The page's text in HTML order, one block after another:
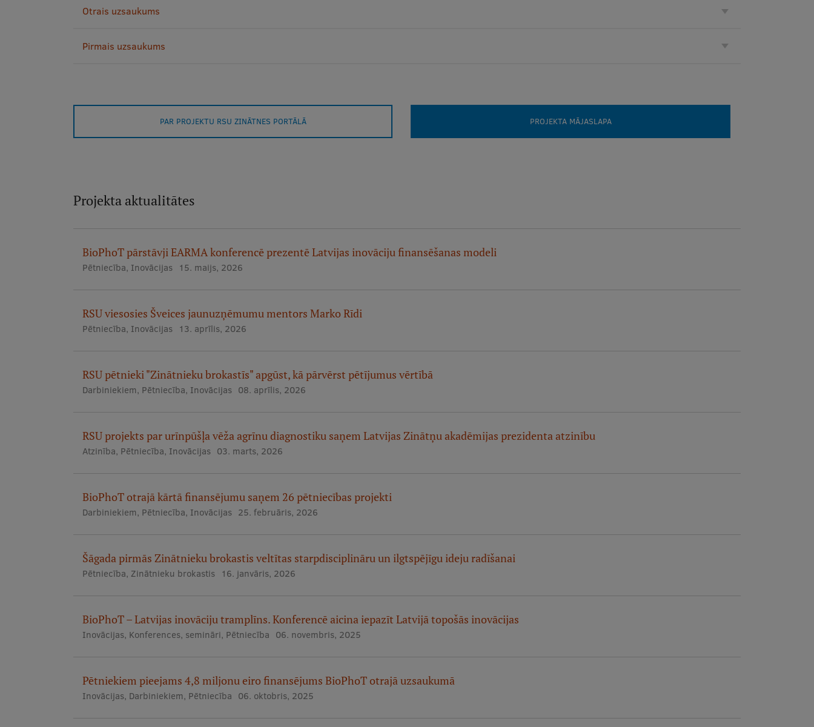
Otrais uzsaukums
Pirmais uzsaukums
PAR PROJEKTU RSU ZINĀTNES PORTĀLĀ PROJEKTA MĀJASLAPA
Projekta aktualitātes
BioPhoT pārstāvji EARMA konferencē prezentē Latvijas inovāciju finansēšanas modeli
Pētniecība, Inovācijas 15. maijs, 2026
RSU viesosies Šveices jaunuzņēmumu mentors Marko Rīdi
Pētniecība, Inovācijas 13. aprīlis, 2026
RSU pētnieki "Zinātnieku brokastīs" apgūst, kā pārvērst pētījumus vērtībā
Darbiniekiem, Pētniecība, Inovācijas 08. aprīlis, 2026
RSU projekts par urīnpūšļa vēža agrīnu diagnostiku saņem Latvijas Zinātņu akadēmijas prezidenta atzinību
Atzinība, Pētniecība, Inovācijas 03. marts, 2026
BioPhoT otrajā kārtā finansējumu saņem 26 pētniecības projekti
Darbiniekiem, Pētniecība, Inovācijas 25. februāris, 2026
Šāgada pirmās Zinātnieku brokastis veltītas starpdisciplināru un ilgtspējīgu ideju radīšanai
Pētniecība, Zinātnieku brokastis 16. janvāris, 2026
BioPhoT – Latvijas inovāciju tramplīns. Konferencē aicina iepazīt Latvijā topošās inovācijas
Inovācijas, Konferences, semināri, Pētniecība 06. novembris, 2025
Pētniekiem pieejams 4,8 miljonu eiro finansējums BioPhoT otrajā uzsaukumā
Inovācijas, Darbiniekiem, Pētniecība 06. oktobris, 2025